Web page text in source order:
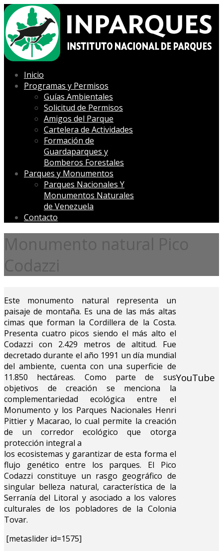
Inicio
Programas y Permisos
Guías Ambientales
Solicitud de Permisos
Amigos del Parque
Cartelera de Actividades
Formación de
Guardaparques y
Bomberos Forestales
Parques y Monumentos
Parques Nacionales Y
Monumentos Naturales
de Venezuela
Contacto
Monumento natural Pico
Codazzi
Este monumento natural representa un
paisaje de montaña. Es una de las más altas
cimas que forman la Cordillera de la Costa.
Presenta cuatro picos siendo el más alto el
Codazzi con 2.429 metros de altitud. Fue
decretado durante el año 1991 un día mundial
del ambiente, cuenta con una superficie de
11.850 hectáreas. Como parte de sus
objetivos de creación se menciona la
complementariedad ecológica entre el
Monumento y los Parques Nacionales Henri
Pittier y Macarao, lo cual permite la creación
de un corredor ecológico que otorga
protección integral a
los ecosistemas y garantizar de esta forma el
flujo genético entre los parques. El Pico
Codazzi constituye un rasgo geográfico de
singular belleza natural, característica de la
Serranía del Litoral y asociado a los valores
culturales de los pobladores de la Colonia
Tovar.
[metaslider id=1575]
YouTube